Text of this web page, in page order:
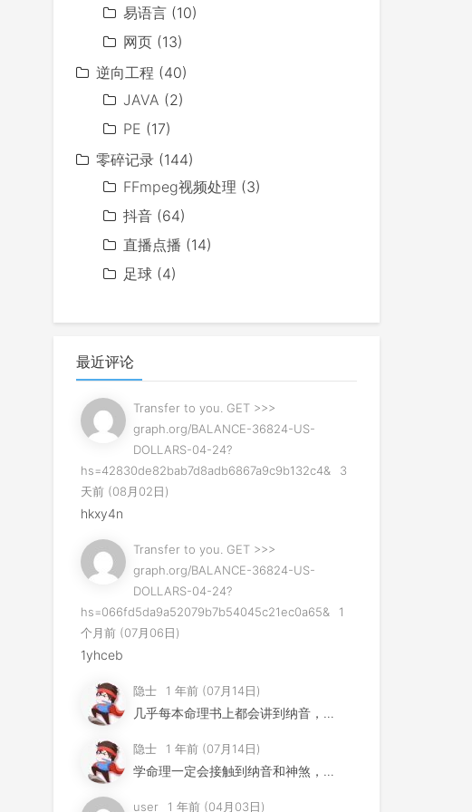
易语言 (10)
网页 (13)
逆向工程 (40)
JAVA (2)
PE (17)
零碎记录 (144)
FFmpeg视频处理 (3)
抖音 (64)
直播点播 (14)
足球 (4)
最近评论
Transfer to you. GET >>>
graph.org/BALANCE-36824-US-
DOLLARS-04-24?
hs=42830de82bab7d8adb6867a9c9b132c4&
3
天前 (08月02日)
hkxy4n
Transfer to you. GET >>>
graph.org/BALANCE-36824-US-
DOLLARS-04-24?
hs=066fd5da9a52079b7b54045c21ec0a65&
1
个月前 (07月06日)
1yhceb
隐士 1 年前 (07月14日)
几乎每本命理书上都会讲到纳音，但是其用法早已失传，许多易学家...
隐士 1 年前 (07月14日)
学命理一定会接触到纳音和神煞，这节不是要讲纳音神煞，而是要告...
user 1 年前 (04月03日)